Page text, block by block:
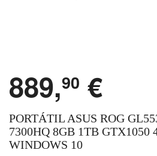
889,90 €
PORTÁTIL ASUS ROG
7300HQ 8GB 1TB GTX1050
WINDOWS 10